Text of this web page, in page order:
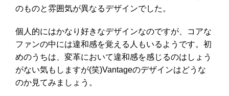
のものと雰囲気が異なるデザインでした。
個人的にはかなり好きなデザインなのですが、コアな
ファンの中には違和感を覚える人もいるようです。初
めのうちは、変革において違和感を感じるのはしょう
がない気もしますが(笑)Vantageのデザインはどうな
のか見てみましょう。